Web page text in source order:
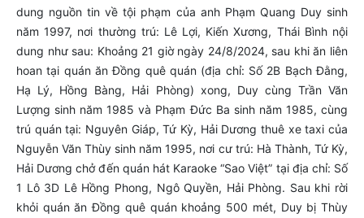
dung nguồn tin về tội phạm của anh Phạm Quang Duy sinh
năm 1997, nơi thường trú: Lê Lợi, Kiến Xương, Thái Bình nội
dung như sau: Khoảng 21 giờ ngày 24/8/2024, sau khi ăn liên
hoan tại quán ăn Đồng quê quán (địa chỉ: Số 2B Bạch Đằng,
Hạ Lý, Hồng Bàng, Hải Phòng) xong, Duy cùng Trần Văn
Lượng sinh năm 1985 và Phạm Đức Ba sinh năm 1985, cùng
trú quán tại: Nguyên Giáp, Tứ Kỳ, Hải Dương thuê xe taxi của
Nguyễn Văn Thùy sinh năm 1995, nơi cư trú: Hà Thành, Tứ Kỳ,
Hải Dương chở đến quán hát Karaoke “Sao Việt” tại địa chỉ: Số
1 Lô 3D Lê Hồng Phong, Ngô Quyền, Hải Phòng. Sau khi rời
khỏi quán ăn Đồng quê quán khoảng 500 mét, Duy bị Thùy